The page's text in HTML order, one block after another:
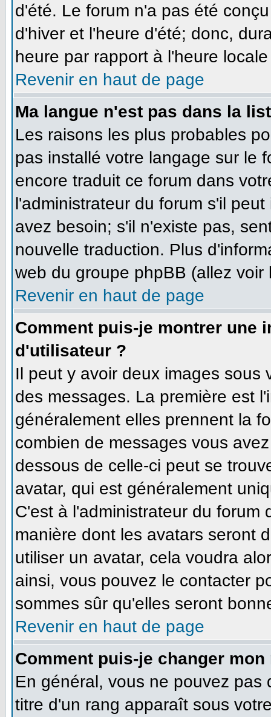
d'été. Le forum n'a pas été
d'hiver et l'heure d'été; donc,
heure par rapport à l'heure
Revenir en haut de page
Ma langue n'est pas dans la
Les raisons les plus probables
pas installé votre langage sur le
encore traduit ce forum dans
l'administrateur du forum s'il
avez besoin; s'il n'existe pas,
nouvelle traduction. Plus
web du groupe phpBB (allez
Revenir en haut de page
Comment puis-je montrer une
d'utilisateur ?
Il peut y avoir deux images sous
des messages. La première est
généralement elles prennent la
combien de messages vous
dessous de celle-ci peut se
avatar, qui est généralement
C'est à l'administrateur du forum
manière dont les avatars seront
utiliser un avatar, cela voudra
ainsi, vous pouvez le contacter
sommes sûr qu'elles seront
Revenir en haut de page
Comment puis-je changer mon
En général, vous ne pouvez
titre d'un rang apparaît sous